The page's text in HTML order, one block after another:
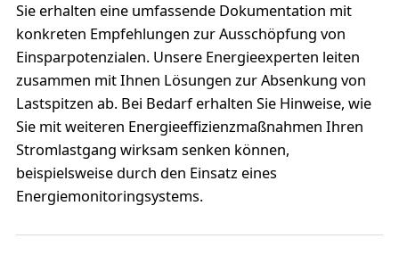
Sie erhalten eine umfassende Dokumentation mit
konkreten Empfehlungen zur Ausschöpfung von
Einsparpotenzialen. Unsere Energieexperten leiten
zusammen mit Ihnen Lösungen zur Absenkung von
Lastspitzen ab. Bei Bedarf erhalten Sie Hinweise, wie
Sie mit weiteren Energieeffizienzmaßnahmen Ihren
Stromlastgang wirksam senken können,
beispielsweise durch den Einsatz eines
Energiemonitoringsystems.